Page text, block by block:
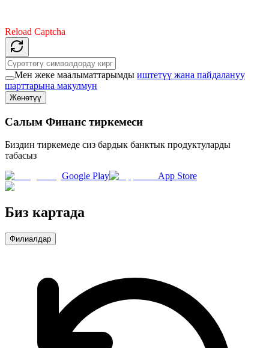
Reload Captcha
Мен жеке маалыматтарымды иштетүү жана пайдалануу
шарттарына макулмун
Жөнөтүү
Салым Финанс тиркемеси
Биздин тиркемеде сиз бардык банктык продуктуларды
табасыз
Google Play
App Store
Биз картада
Филиалдар